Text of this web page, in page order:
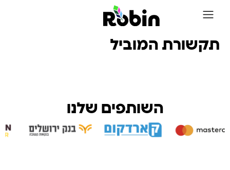
תקשורת המוביל
השותפים שלנו